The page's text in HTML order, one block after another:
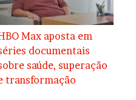
Max aposta em
documentais
saúde, superação
transformação